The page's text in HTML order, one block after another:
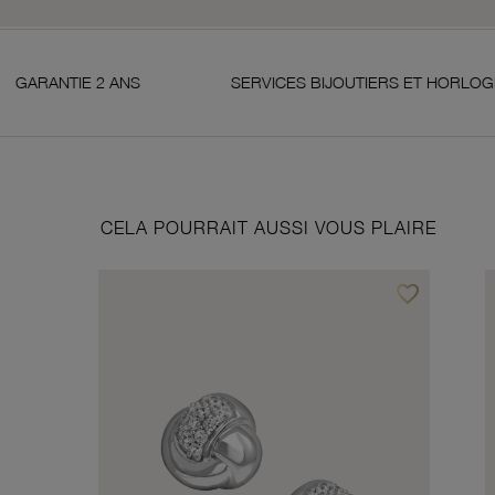
SERVICES BIJOUTIERS ET HORLOGERS
CELA POURRAIT AUSSI VOUS PLAIRE
favorite_borderAjouter à vos